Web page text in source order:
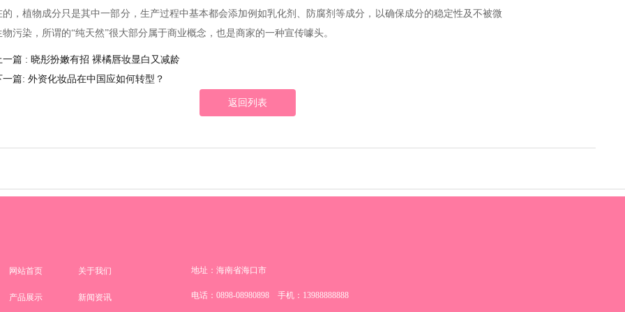
的，植物成分只是其中一部分，生产过程中基本都会添加例如乳化剂、防腐剂等成分，以确保成分的稳定性及不被微
物污染，所谓的“纯天然”很大部分属于商业概念，也是商家的一种宣传噱头。
一篇 : 晓彤扮嫩有招 裸橘唇妆显白又减龄
一篇: 外资化妆品在中国应如何转型？
返回列表
网站首页 关于我们
产品展示 新闻资讯
地址：海南省海口市
电话：0898-08980898 手机：13988888888